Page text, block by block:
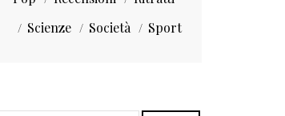
Scienze
Società Sport